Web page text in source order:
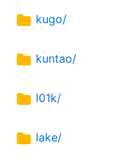
kugo/
kuntao/
l01k/
lake/